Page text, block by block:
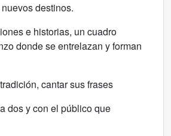
destinos.
e historias, un cuadro
donde se entrelazan y forman
cantar sus frases
dos y con el público que